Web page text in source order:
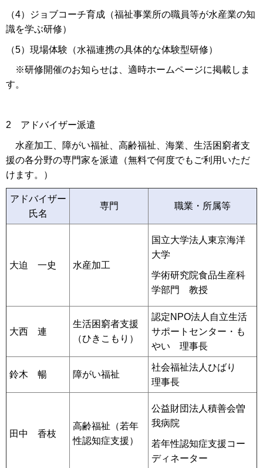
（4）ジョブコーチ育成（福祉事業所の職員等が水産業の知
識を学ぶ研修）
（5）現場体験（水福連携の具体的な体験型研修）
※研修開催のお知らせは、適時ホームページに掲載しま
す。
2 アドバイザー派遣
水産加工、障がい福祉、高齢福祉、海業、生活困窮者支
援の各分野の専門家を派遣（無料で何度でもご利用いただ
けます。）
アドバイザー
氏名
専門 職業・所属等
大迫 一史 水産加工
国立大学法人東京海洋
大学
学術研究院食品生産科
学部門 教授
大西 連
生活困窮者支援
（ひきこもり）
認定NPO法人自立生活
サポートセンター・も
やい 理事長
鈴木 暢 障がい福祉
社会福祉法人ひばり
理事長
田中 香枝
高齢福祉（若年
性認知症支援）
公益財団法人積善会曽
我病院
若年性認知症支援コー
ディネーター